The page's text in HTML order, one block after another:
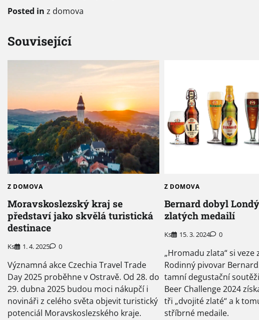
Posted in z domova
Související
Z DOMOVA
Moravskoslezský kraj se
představí jako skvělá turistická
destinace
Ks 1. 4. 2025 0
Významná akce Czechia Travel Trade
Day 2025 proběhne v Ostravě. Od 28. do
29. dubna 2025 budou moci nákupčí i
novináři z celého světa objevit turistický
potenciál Moravskoslezského kraje.
Z DOMOVA
Bernard dobyl
zlatých medailí
Ks 15. 3. 2024 0
„Hromadu zlata“ si veze
Rodinný pivovar
tamní degustační
Beer Challenge 2024
tři „dvojité zlaté“ a k
stříbrné medaile.